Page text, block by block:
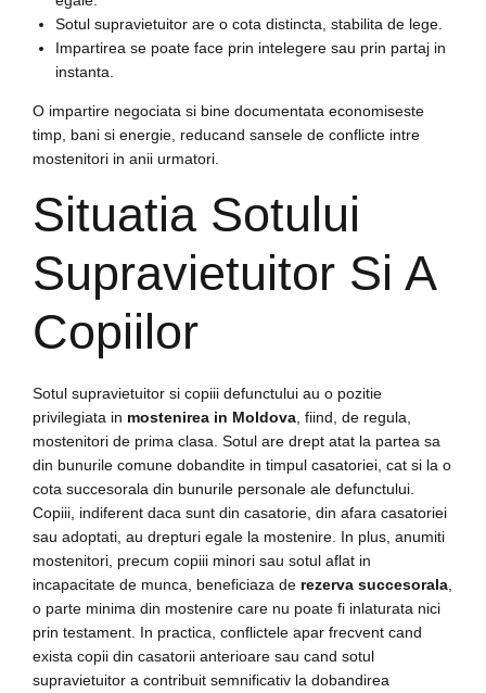
Sotul supravietuitor are o cota distincta, stabilita de lege.
Impartirea se poate face prin intelegere sau prin partaj in
instanta.
O impartire negociata si bine documentata economiseste
timp, bani si energie, reducand sansele de conflicte intre
mostenitori in anii urmatori.
Situatia Sotului
Supravietuitor Si A
Copiilor
Sotul supravietuitor si copiii defunctului au o pozitie
privilegiata in mostenirea in Moldova , fiind, de regula,
mostenitori de prima clasa. Sotul are drept atat la partea sa
din bunurile comune dobandite in timpul casatoriei, cat si la o
cota succesorala din bunurile personale ale defunctului.
Copiii, indiferent daca sunt din casatorie, din afara casatoriei
sau adoptati, au drepturi egale la mostenire. In plus, anumiti
mostenitori, precum copiii minori sau sotul aflat in
incapacitate de munca, beneficiaza de rezerva succesorala
o parte minima din mostenire care nu poate fi inlaturata nici
prin testament. In practica, conflictele apar frecvent cand
exista copii din casatorii anterioare sau cand sotul
supravietuitor a contribuit semnificativ la dobandirea